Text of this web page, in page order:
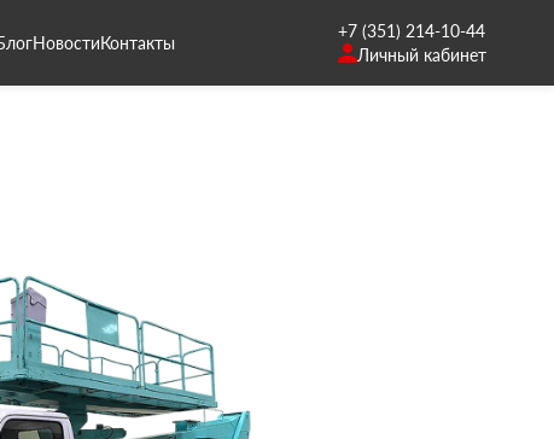
НовостиКонтакты
+7 (351) 214-10-44
Личный кабинет